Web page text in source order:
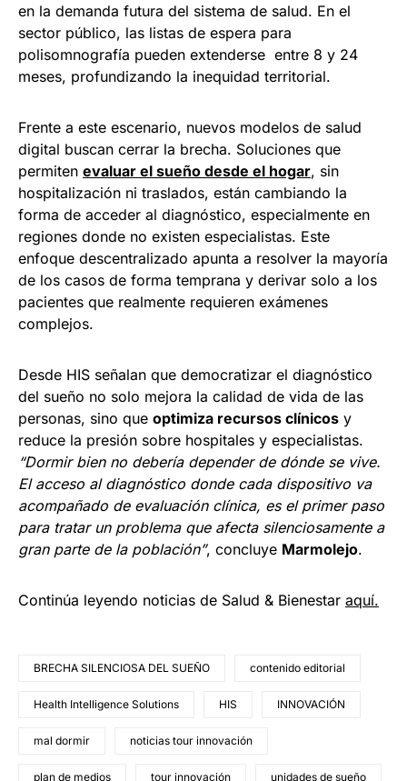
en la demanda futura del sistema de salud. En el
sector público, las listas de espera para
polisomnografía pueden extenderse entre 8 y 24
meses, profundizando la inequidad territorial.
Frente a este escenario, nuevos modelos de salud
digital buscan cerrar la brecha. Soluciones que
permiten evaluar el sueño desde el hogar, sin
hospitalización ni traslados, están cambiando la
forma de acceder al diagnóstico, especialmente en
regiones donde no existen especialistas. Este
enfoque descentralizado apunta a resolver la mayoría
de los casos de forma temprana y derivar solo a los
pacientes que realmente requieren exámenes
complejos.
Desde HIS señalan que democratizar el diagnóstico
del sueño no solo mejora la calidad de vida de las
personas, sino que optimiza recursos clínicos y
reduce la presión sobre hospitales y especialistas.
“Dormir bien no debería depender de dónde se vive.
El acceso al diagnóstico donde cada dispositivo va
acompañado de evaluación clínica, es el primer paso
para tratar un problema que afecta silenciosamente a
gran parte de la población”, concluye Marmolejo.
Continúa leyendo noticias de Salud & Bienestar aquí.
BRECHA SILENCIOSA DEL SUEÑO contenido editorial
Health Intelligence Solutions HIS INNOVACIÓN
mal dormir noticias tour innovación
plan de medios tour innovación unidades de sueño